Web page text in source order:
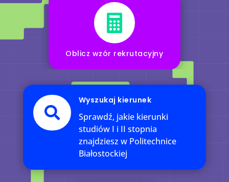

Oblicz wzór rekrutacyjny

Wyszukaj kierunek
Sprawdź, jakie kierunki
studiów I i II stopnia
znajdziesz w Politechnice
Białostockiej